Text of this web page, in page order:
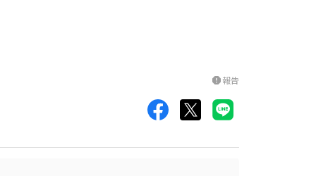
report報告